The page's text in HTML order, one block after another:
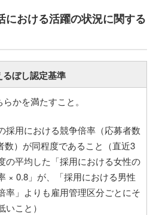
における活躍の状況に関する
るぼし認定基準
らかを満たすこと。
採用における競争倍率（応募者数
数）が同程度であること（直近3
の平均した「採用における女性の
× 0.8」が、「採用における男性
率」よりも雇用管理区分ごとにそ
いこと）